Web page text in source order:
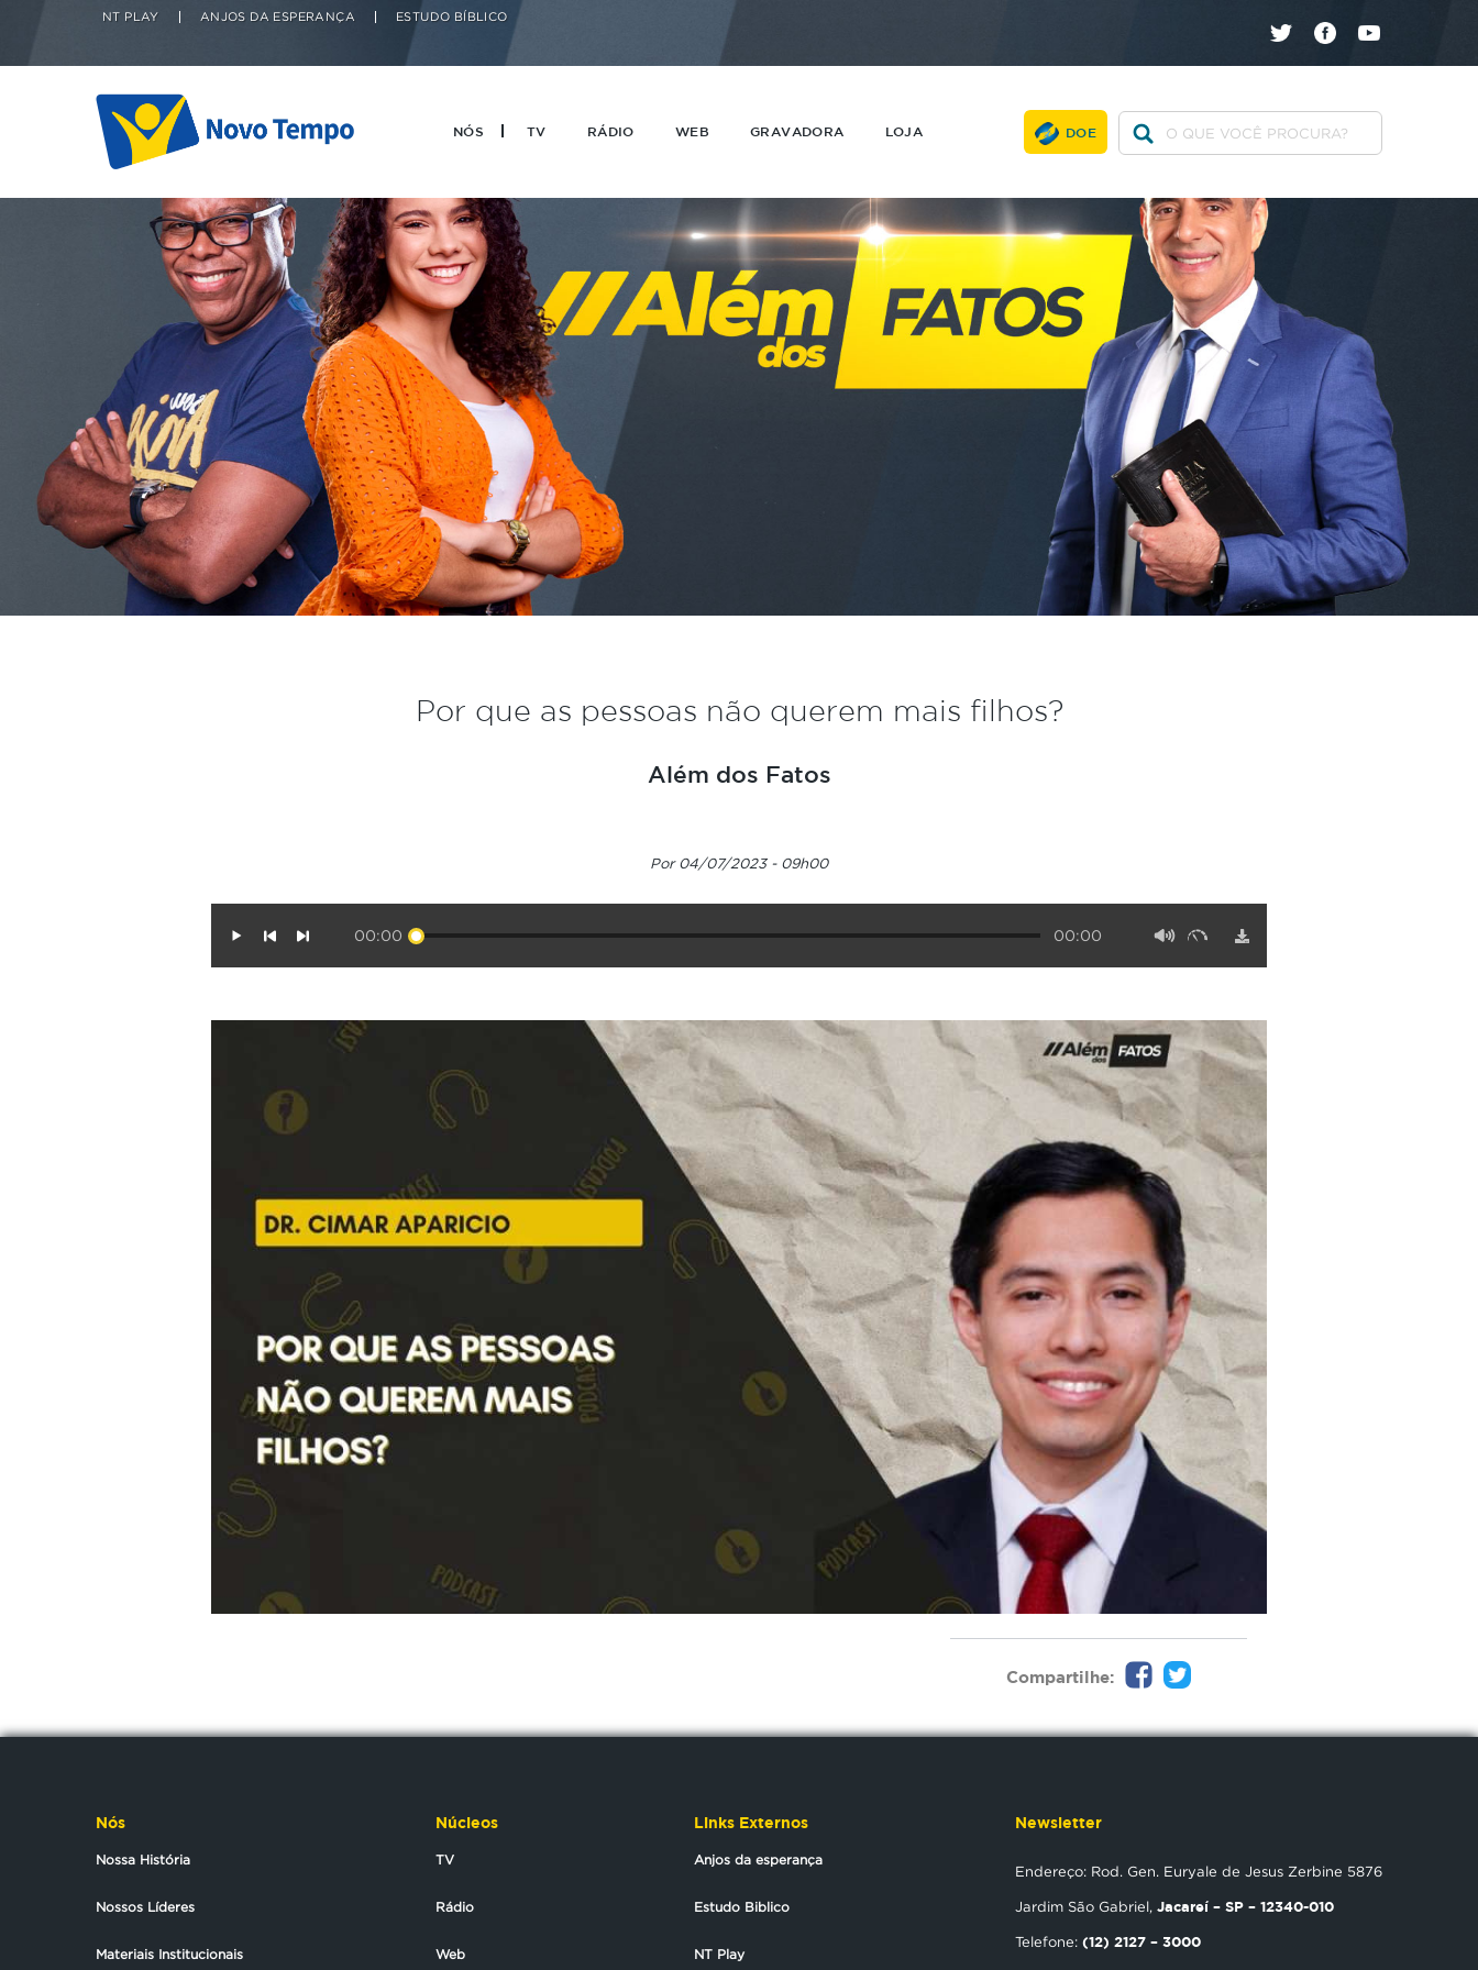
NÓS TV RÁDIO WEB
NT PLAY ANJOS DA ESPERANÇA ESTUDO BÍBLICO
GRAVADORA LOJA DOE
Por que as pessoas não querem mais filhos?
Além dos Fatos
Por 04/07/2023 - 09h00
00:00 00:00
Compartilhe:
Nós
Nossa História
Nossos Líderes
Materiais Institucionais
Núcleos
TV
Rádio
Web
Links Externos
Anjos da esperança
Estudo Biblico
NT Play
Newsletter
Endereço: Rod. Gen. Euryale de Jesus Zerbine 5876
Jardim São Gabriel, Jacareí – SP – 12340-010
Telefone: (12) 2127 – 3000